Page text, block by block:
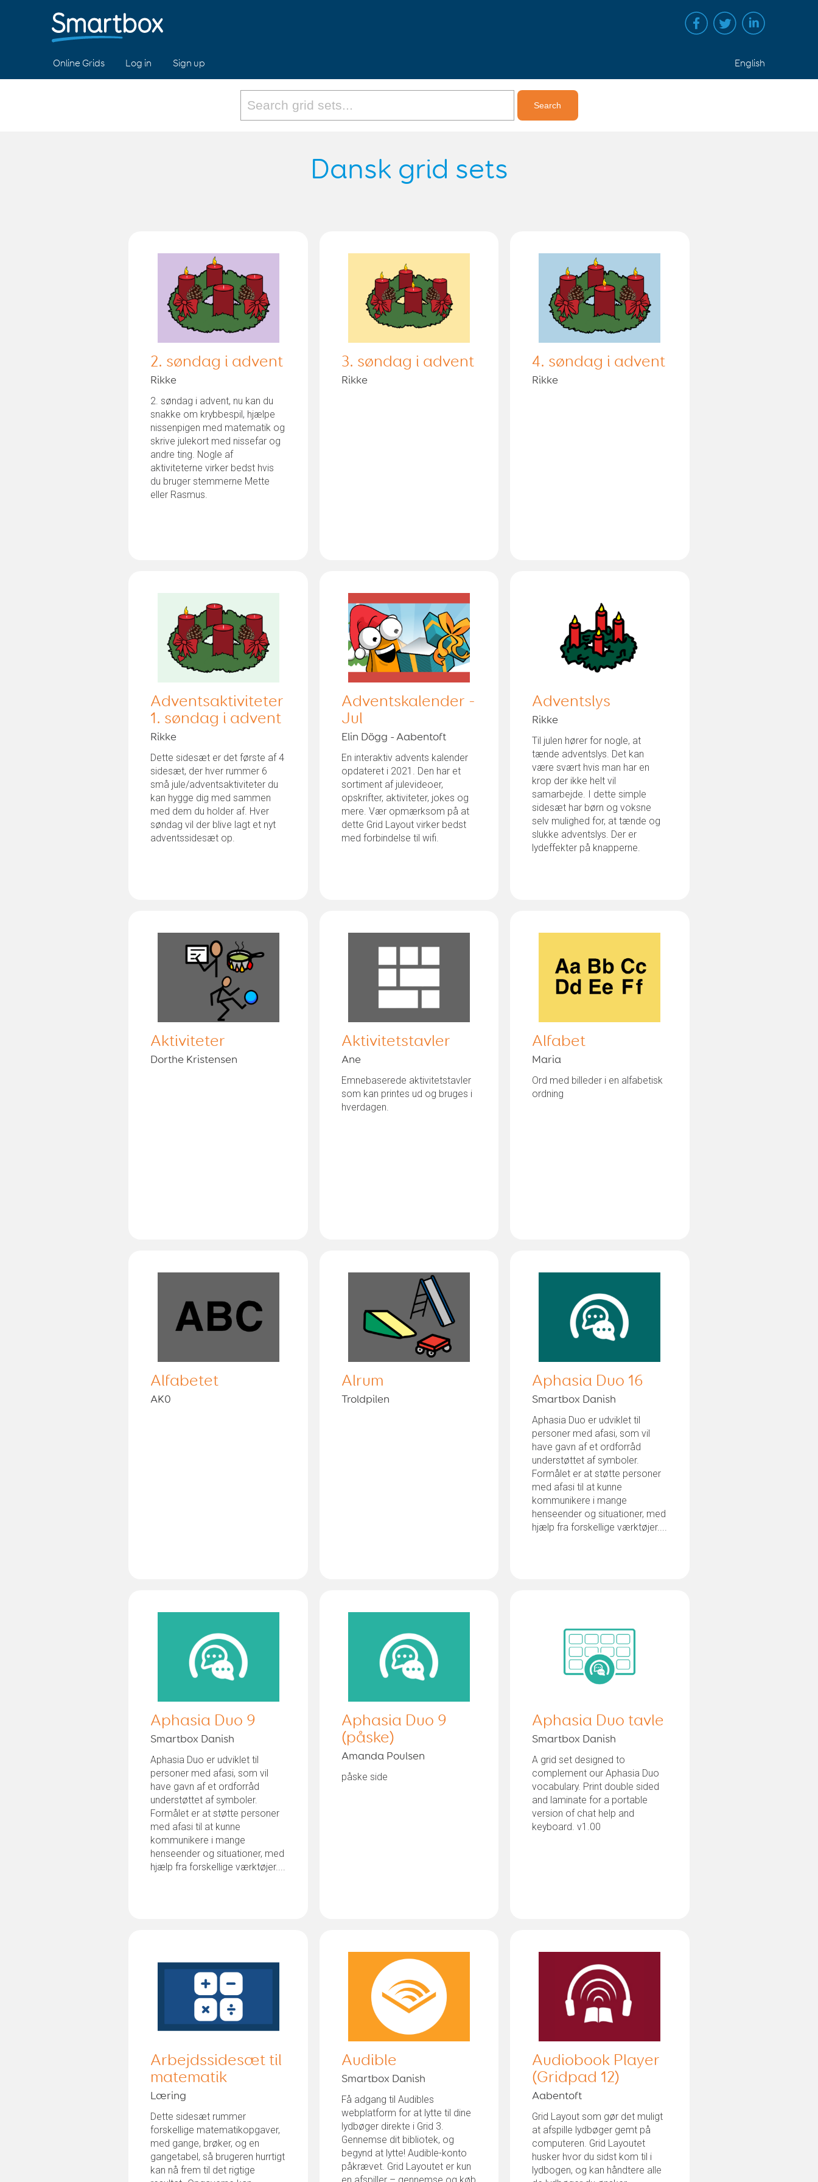
Online Grids Log in Sign up English
Dansk grid sets
2. søndag i advent
Rikke
2. søndag i advent, nu kan du
snakke om krybbespil, hjælpe
nissenpigen med matematik og
skrive julekort med nissefar og
andre ting. Nogle af
aktiviteterne virker bedst hvis
du bruger stemmerne Mette
eller Rasmus.
3. søndag i advent
Rikke
4. søndag i advent
Rikke
Adventsaktiviteter
1. søndag i advent
Rikke
Dette sidesæt er det første af 4
sidesæt, der hver rummer 6
små jule/adventsaktiviteter du
kan hygge dig med sammen
med dem du holder af. Hver
søndag vil der blive lagt et nyt
adventssidesæt op.
Adventskalender -
Jul
Elin Dögg - Aabentoft
En interaktiv advents kalender
opdateret i 2021. Den har et
sortiment af julevideoer,
opskrifter, aktiviteter, jokes og
mere. Vær opmærksom på at
dette Grid Layout virker bedst
med forbindelse til wifi.
Adventslys
Rikke
Til julen hører for nogle, at
tænde adventslys. Det kan
være svært hvis man har en
krop der ikke helt vil
samarbejde. I dette simple
sidesæt har børn og voksne
selv mulighed for, at tænde og
slukke adventslys. Der er
lydeffekter på knapperne.
Aktiviteter
Dorthe Kristensen
Aktivitetstavler
Ane
Emnebaserede aktivitetstavler
som kan printes ud og bruges i
hverdagen.
Alfabet
Maria
Ord med billeder i en alfabetisk
ordning
Alfabetet
AK0
Alrum
Troldpilen
Aphasia Duo 16
Smartbox Danish
Aphasia Duo er udviklet til
personer med afasi, som vil
have gavn af et ordforråd
understøttet af symboler.
Formålet er at støtte personer
med afasi til at kunne
kommunikere i mange
henseender og situationer, med
hjælp fra forskellige værktøjer....
Aphasia Duo 9
Smartbox Danish
Aphasia Duo er udviklet til
personer med afasi, som vil
have gavn af et ordforråd
understøttet af symboler.
Formålet er at støtte personer
med afasi til at kunne
kommunikere i mange
henseender og situationer, med
hjælp fra forskellige værktøjer....
Aphasia Duo 9
(påske)
Amanda Poulsen
påske side
Aphasia Duo tavle
Smartbox Danish
A grid set designed to
complement our Aphasia Duo
vocabulary. Print double sided
and laminate for a portable
version of chat help and
keyboard. v1.00
Arbejdssidesæt til
matematik
Læring
Dette sidesæt rummer
forskellige matematikopgaver,
med gange, brøker, og en
gangetabel, så brugeren hurrtigt
kan nå frem til det rigtige
Audible
Smartbox Danish
Få adgang til Audibles
webplatform for at lytte til dine
lydbøger direkte i Grid 3.
Gennemse dit bibliotek, og
begynd at lytte! Audible-konto
påkrævet. Grid Layoutet er kun
Audiobook Player
(Gridpad 12)
Aabentoft
Grid Layout som gør det muligt
at afspille lydbøger gemt på
computeren. Grid Layoutet
husker hvor du sidst kom til i
lydbogen, og kan håndtere alle